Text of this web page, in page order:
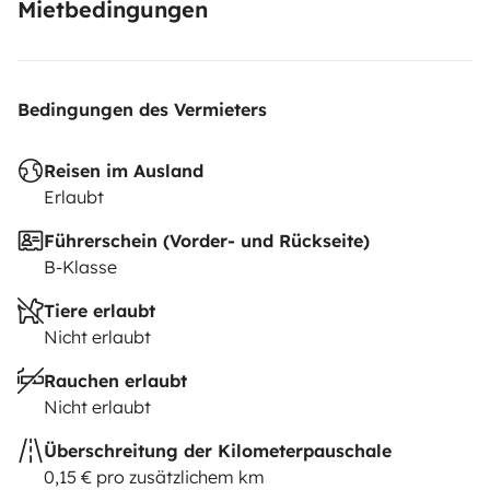
Mietbedingungen
Bedingungen des Vermieters
Reisen im Ausland
Erlaubt
Führerschein (Vorder- und Rückseite)
B-Klasse
Tiere erlaubt
Nicht erlaubt
Rauchen erlaubt
Nicht erlaubt
Überschreitung der Kilometerpauschale
0,15 € pro zusätzlichem km